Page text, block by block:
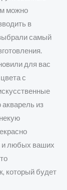
можно
в
самый
для вас
с
из
и любых ваших
который будет